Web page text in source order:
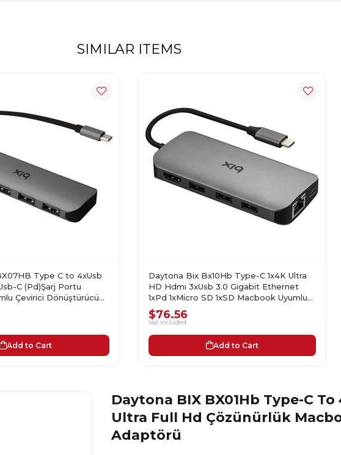
SIMILAR ITEMS
Type C to 4xUsb
C (Pd)Şarj Portu
Çevirici Dönüştürücü
Add to Cart
Daytona Bix Bx10Hb Type-C 1x4K Ultra
HD Hdmı 3xUsb 3.0 Gigabit Ethernet
1xPd 1xMicro SD 1xSD Macbook Uyumlu
Adaptör
$76.56
Vat included
Add to Cart
Daytona BIX BX01Hb Type-C
Ultra Full Hd Çözünürlük
Adaptörü